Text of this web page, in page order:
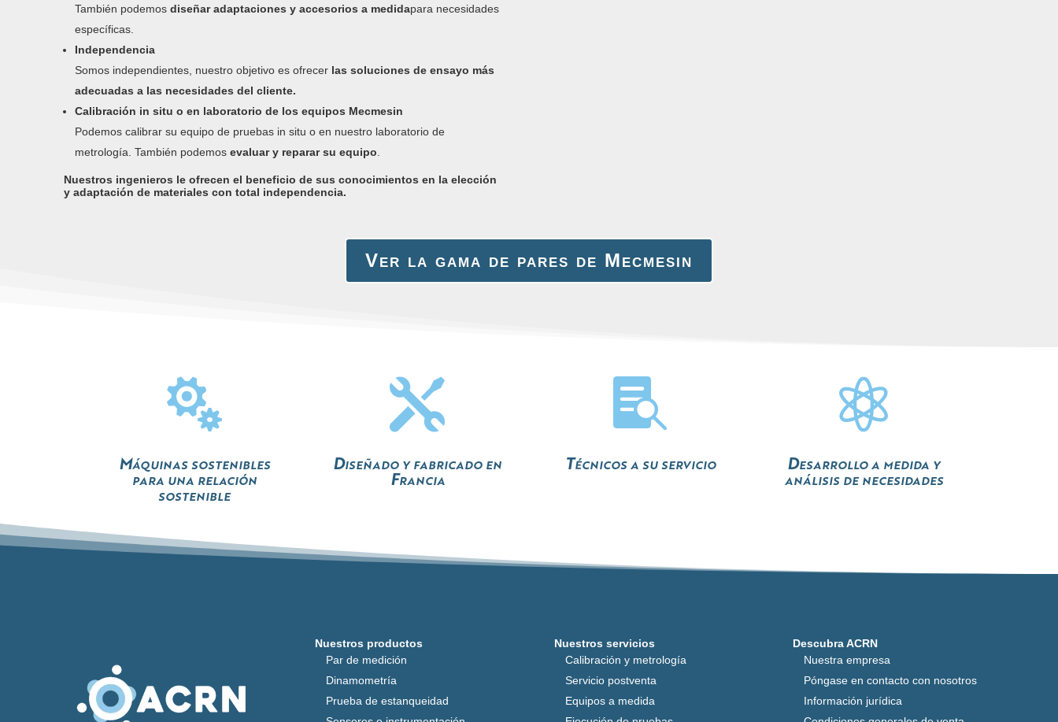
También podemos diseñar adaptaciones y accesorios a medidapara necesidades
específicas.
Independencia
Somos independientes, nuestro objetivo es ofrecer las soluciones de ensayo más
adecuadas a las necesidades del cliente.
Calibración in situ o en laboratorio de los equipos Mecmesin
Podemos calibrar su equipo de pruebas in situ o en nuestro laboratorio de
metrología. También podemos evaluar y reparar su equipo.
Nuestros ingenieros le ofrecen el beneficio de sus conocimientos en la elección
y adaptación de materiales con total independencia.
Ver la gama de pares de Mecmesin

Máquinas sostenibles
para una relación
sostenible

Diseñado y fabricado en
Francia

Técnicos a su servicio

Desarrollo a medida y
análisis de necesidades
Nuestros productos
Par de medición
Dinamometría
Prueba de estanqueidad
Nuestros servicios
Calibración y metrología
Servicio postventa
Equipos a medida
Descubra ACRN
Nuestra empresa
Póngase en contacto con nosotros
Información jurídica